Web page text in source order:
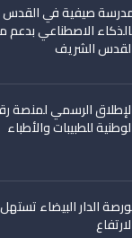
صيفية في القدس
الاصطناعي
الشريف
الرسمي لمنصة
للطبيبات والأطباء
الدار البيضاء